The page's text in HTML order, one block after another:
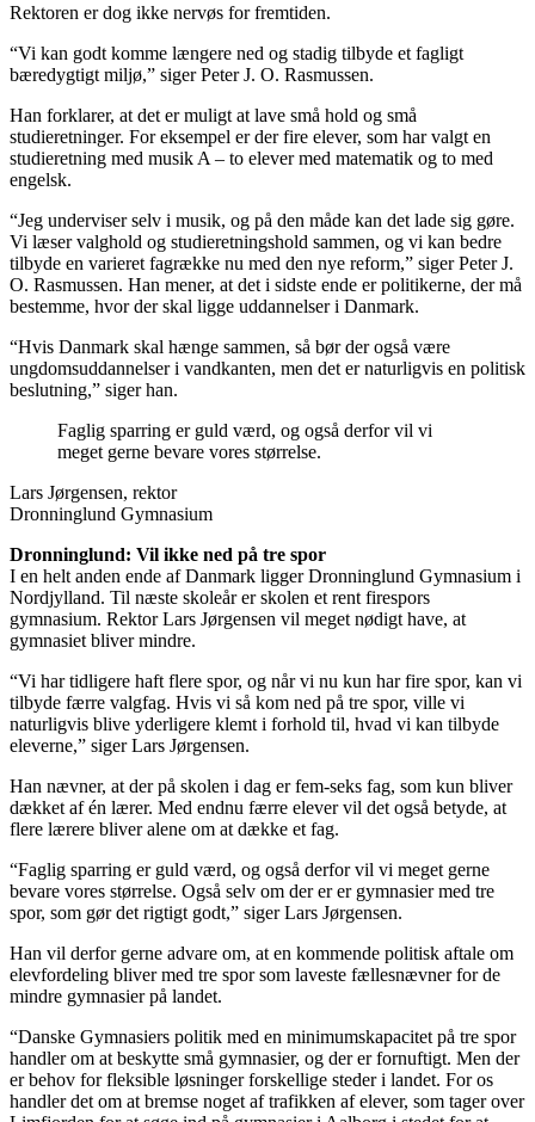
Rektoren er dog ikke nervøs for fremtiden.
“Vi kan godt komme længere ned og stadig tilbyde et fagligt
bæredygtigt miljø,” siger Peter J. O. Rasmussen.
Han forklarer, at det er muligt at lave små hold og små
studieretninger. For eksempel er der fire elever, som har valgt en
studieretning med musik A – to elever med matematik og to med
engelsk.
“Jeg underviser selv i musik, og på den måde kan det lade sig gøre.
Vi læser valghold og studieretningshold sammen, og vi kan bedre
tilbyde en varieret fagrække nu med den nye reform,” siger Peter J.
O. Rasmussen. Han mener, at det i sidste ende er politikerne, der må
bestemme, hvor der skal ligge uddannelser i Danmark.
“Hvis Danmark skal hænge sammen, så bør der også være
ungdomsuddannelser i vandkanten, men det er naturligvis en politisk
beslutning,” siger han.
Faglig sparring er guld værd, og også derfor vil vi
meget gerne bevare vores størrelse.
Lars Jørgensen, rektor
Dronninglund Gymnasium
Dronninglund: Vil ikke ned på tre spor
I en helt anden ende af Danmark ligger Dronninglund Gymnasium i
Nordjylland. Til næste skoleår er skolen et rent firespors
gymnasium. Rektor Lars Jørgensen vil meget nødigt have, at
gymnasiet bliver mindre.
“Vi har tidligere haft flere spor, og når vi nu kun har fire spor, kan vi
tilbyde færre valgfag. Hvis vi så kom ned på tre spor, ville vi
naturligvis blive yderligere klemt i forhold til, hvad vi kan tilbyde
eleverne,” siger Lars Jørgensen.
Han nævner, at der på skolen i dag er fem-seks fag, som kun bliver
dækket af én lærer. Med endnu færre elever vil det også betyde, at
flere lærere bliver alene om at dække et fag.
“Faglig sparring er guld værd, og også derfor vil vi meget gerne
bevare vores størrelse. Også selv om der er er gymnasier med tre
spor, som gør det rigtigt godt,” siger Lars Jørgensen.
Han vil derfor gerne advare om, at en kommende politisk aftale om
elevfordeling bliver med tre spor som laveste fællesnævner for de
mindre gymnasier på landet.
“Danske Gymnasiers politik med en minimumskapacitet på tre spor
handler om at beskytte små gymnasier, og der er fornuftigt. Men der
er behov for fleksible løsninger forskellige steder i landet. For os
handler det om at bremse noget af trafikken af elever, som tager over